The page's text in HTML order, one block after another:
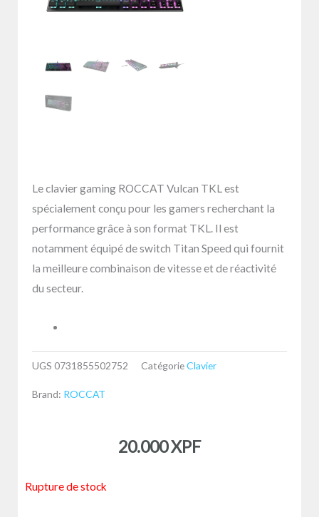
Le clavier gaming ROCCAT Vulcan TKL est
spécialement conçu pour les gamers recherchant la
performance grâce à son format TKL. Il est
notamment équipé de switch Titan Speed qui fournit
la meilleure combinaison de vitesse et de réactivité
du secteur.
UGS 0731855502752 CatégorieClavier
Brand: ROCCAT
20.000XPF
Rupture de stock